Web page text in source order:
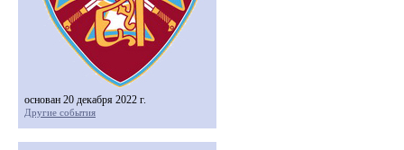
основан 20 декабря 2022 г.
Другие события